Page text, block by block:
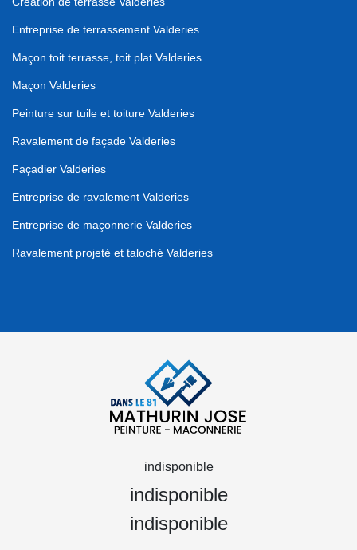
Entreprise de terrassement Valderies
Maçon toit terrasse, toit plat Valderies
Maçon Valderies
Peinture sur tuile et toiture Valderies
Ravalement de façade Valderies
Façadier Valderies
Entreprise de ravalement Valderies
Entreprise de maçonnerie Valderies
Ravalement projeté et taloché Valderies
indisponible
indisponible
indisponible